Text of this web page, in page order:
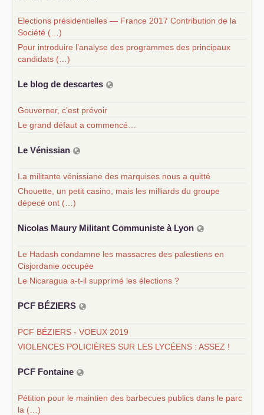
Elections présidentielles — France 2017 Contribution de la
Société (…)
Pour introduire l’analyse des programmes des principaux
candidats (…)
Le blog de descartes
Gouverner, c’est prévoir
Le grand défaut a commencé…
Le Vénissian
La militante vénissiane des marquises nous a quitté
Chouette, un petit casino, mais les milliards du groupe
dépecé ont (…)
Nicolas Maury Militant Communiste à Lyon
Le Hadash condamne les massacres des palestiens en
Cisjordanie occupée
Le Nicaragua a-t-il supprimé les élections ?
PCF BÉZIERS
PCF BÉZIERS - VOEUX 2019
VIOLENCES POLICIÈRES SUR LES LYCÉENS : ASSEZ !
PCF Fontaine
Pétition pour le maintien des barbecues publics dans le parc
la (…)